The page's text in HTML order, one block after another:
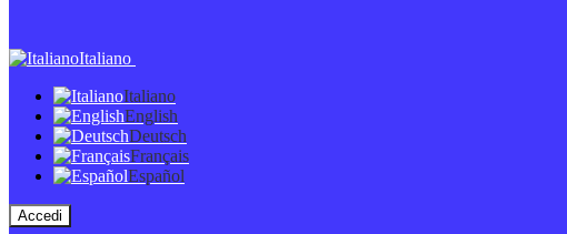
Italiano
Italiano
English
Deutsch
Français
Español
Accedi